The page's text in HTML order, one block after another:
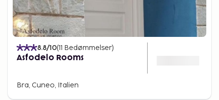
8.8/10(11 Bedømmelser)
Asfodelo Rooms
Bra, Cuneo, Italien